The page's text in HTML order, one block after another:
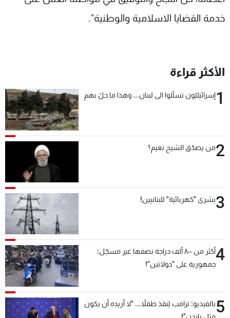
خدمة القضايا الاسلامية والوطنية".
الأكثر قراءة
1إسرائيليّون تسلّلوا الى لبنان... وهذا ما حلّ بهم
2من يصدّق الشيخ نعيم؟
3بشرى "كهربائية" للبنانيين!
4
أكثر من ٨٠٠ ألف دراجة نصفها غير مسجّل:
جمهورية على "دولابَين"!
5بالفيديو: ترامب يُنقذ طفلاً... "لا أريده أن يكون